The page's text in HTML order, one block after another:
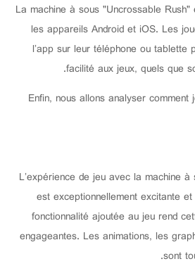
La machine à sous "Uncrossable
les appareils Android et iOS. Les
l’app sur leur téléphone ou
facilité aux jeux, quels que
Enfin, nous allons analyser
L’expérience de jeu avec la machine
est exceptionnellement excitante
fonctionnalité ajoutée au jeu rend
engageantes. Les animations, les
sont